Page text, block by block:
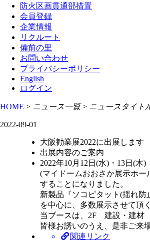
防火区画貫通部措置
会員登録
企業情報
リクルート
備前の里
お問い合わせ
プライバシーポリシー
English
ログイン
HOME > ニュース一覧 > ニュースタイト
2022-09-01
大阪勧業展2022に出展します
出展内容のご案内
2022年10月12日(水)・13日(木)
(マイドームおおさか展示ホー
することになりました。
新製品『ソコピタット(揺れ防
を中心に、多数展示させて頂
当ブースは、2F 建設・建材
皆様お誘いのうえ、是非ご来
関連リンク